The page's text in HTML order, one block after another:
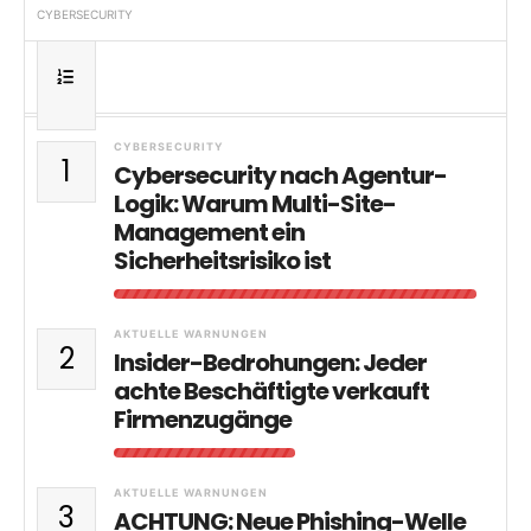
CYBERSECURITY
1
CYBERSECURITY
Cybersecurity nach Agentur-
Logik: Warum Multi-Site-
Management ein
Sicherheitsrisiko ist
2
AKTUELLE WARNUNGEN
Insider-Bedrohungen: Jeder
achte Beschäftigte verkauft
Firmenzugänge
3
AKTUELLE WARNUNGEN
ACHTUNG: Neue Phishing-Welle